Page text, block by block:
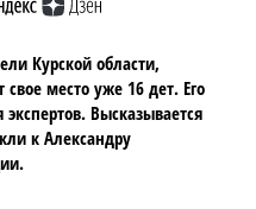
Курской области,
место уже 16 дет. Его
Высказывается
к Александру